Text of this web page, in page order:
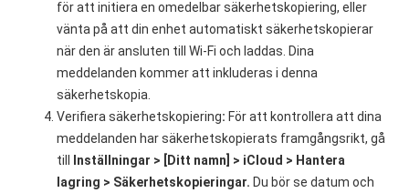
för att initiera en omedelbar säkerhetskopiering, eller
vänta på att din enhet automatiskt säkerhetskopierar
när den är ansluten till Wi-Fi och laddas. Dina
meddelanden kommer att inkluderas i denna
säkerhetskopia.
Verifiera säkerhetskopiering: För att kontrollera att dina
meddelanden har säkerhetskopierats framgångsrikt, gå
till
Inställningar > [Ditt namn] > iCloud > Hantera
lagring > Säkerhetskopieringar. Du bör se datum och